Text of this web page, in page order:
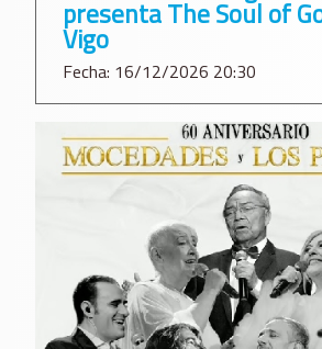
presenta The Soul of
Vigo
Fecha: 16/12/2026 20:30